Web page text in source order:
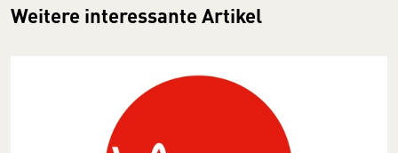
Weitere interessante Artikel